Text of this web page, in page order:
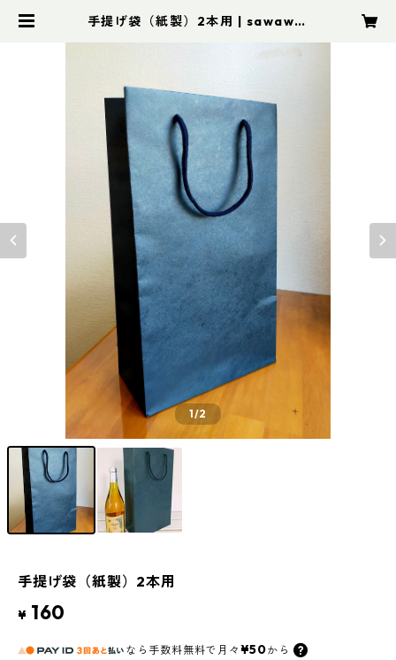
手提げ袋（紙製）2本用 | sawawin
1/2
手提げ袋（紙製）2本用
¥ 160
なら 手数料無料で 月々 ¥50から